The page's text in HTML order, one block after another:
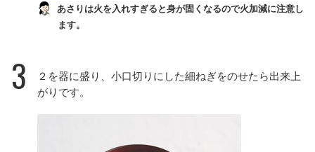
あさりは火を入れすぎると身が固くなるので火加減に注意し
ます。
3
２を器に盛り、小口切りにした細ねぎをのせたら出来上
がりです。